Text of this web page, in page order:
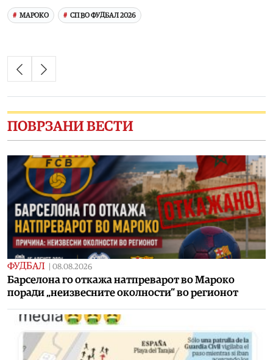
МАРОКО СП ВО ФУДБАЛ 2026
ПОВРЗАНИ ВЕСТИ
ФУДБАЛ 08.08.2026
Барселона го откажа натпреварот во Мароко
поради „неизвесните околности“ во регионот